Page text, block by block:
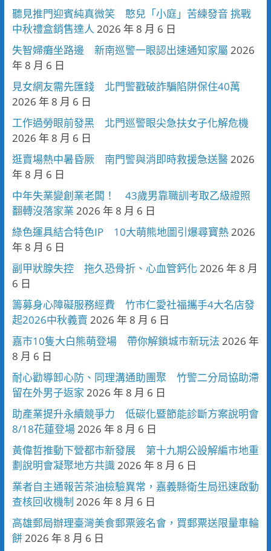
聽見推門迎賓純真微笑 憨兒「小庭」苦練發音 挑戰
中秋禮盒銷售達人 2026 年 8 月 6 日
失智婦癱坐路邊 新南巡警一眼認出速通知家屬 2026
年 8 月 6 日
見女網友需先匯錢 北門警戳破詐騙陷阱保住40萬
2026 年 8 月 6 日
工作過勞眼前發黑 北門巡警眼尖急扶女子化解危機
2026 年 8 月 6 日
逛賣場熱中暑昏厥 南門警與消即時救援急送醫2026
年 8 月 6 日
中年失業變創業老闆！ 43歲男靠職訓考取乙級證照
翻轉沒落家業 2026 年 8 月 6 日
綠色運具結合特色IP 10大萌熊地圖引爆尋寶熱2026
年 8 月 6 日
副甲狀腺失控 拖久恐骨折、心血管鈣化 2026 年 8 月
6 日
籌募身心障礙服務經費 竹市仁愛社福攜手4大名店發
起2026中秋義賣 2026 年 8 月 6 日
嘉市10隻大白熊萌登場 帶你解鎖城市新玩法 2026 年
8 月 6 日
耐心勸導卸心防、同理溝通助團聚 竹警二分局協助滯
留在外男子返家 2026 年 8 月 6 日
助產業提升永續競爭力 低碳化暨節能診斷方案說明會
8/18花蓮登場2026 年 8 月 6 日
黃偉哲推動下營都市新發展 第十九期公設解編市地重
劃說明會凝聚地方共識2026 年 8 月 6 日
業者自主通報苦茶油檢驗異常，嘉義縣衛生局迅速啟動
查核回收機制 2026 年 8 月 6 日
高雄郵局辦理臺灣美食郵票簽名會，買郵票送限量車輪
餅2026 年 8 月 6 日